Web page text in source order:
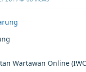
Wartawan Online